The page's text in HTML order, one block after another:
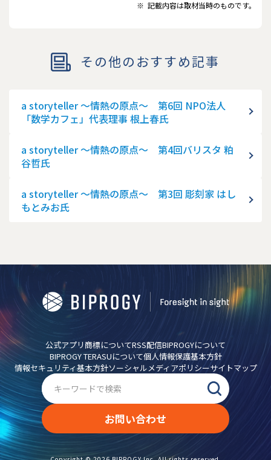
※ 記載内容は取材当時のものです。
その他のおすすめ記事
a storyteller ～情熱の原点～ 第6回 NPO法人
「数学カフェ」代表理事 根上春氏
a storyteller ～情熱の原点～ 第4回バリスタ 粕
谷哲氏
a storyteller ～情熱の原点～ 第3回 彫刻家 はし
もとみお氏
公式アプリ 商標についてRSS配信BIPROGYについて
BIPROGY TERASUについて個人情報保護基本方針
情報セキュリティ基本方針ソーシャルメディアポリシーサイトマップ
お問い合わせ